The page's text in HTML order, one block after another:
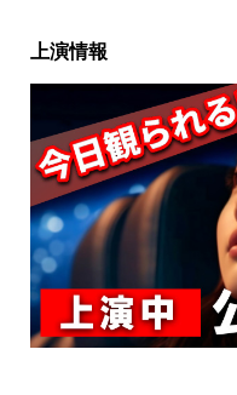
上演情報